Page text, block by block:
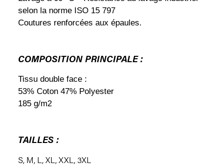
selon la norme ISO 15 797
Coutures renforcées aux épaules.
COMPOSITION PRINCIPALE :
Tissu double face :
53% Coton 47% Polyester
185 g/m2
TAILLES :
S, M, L ,XL ,XXL , 3XL